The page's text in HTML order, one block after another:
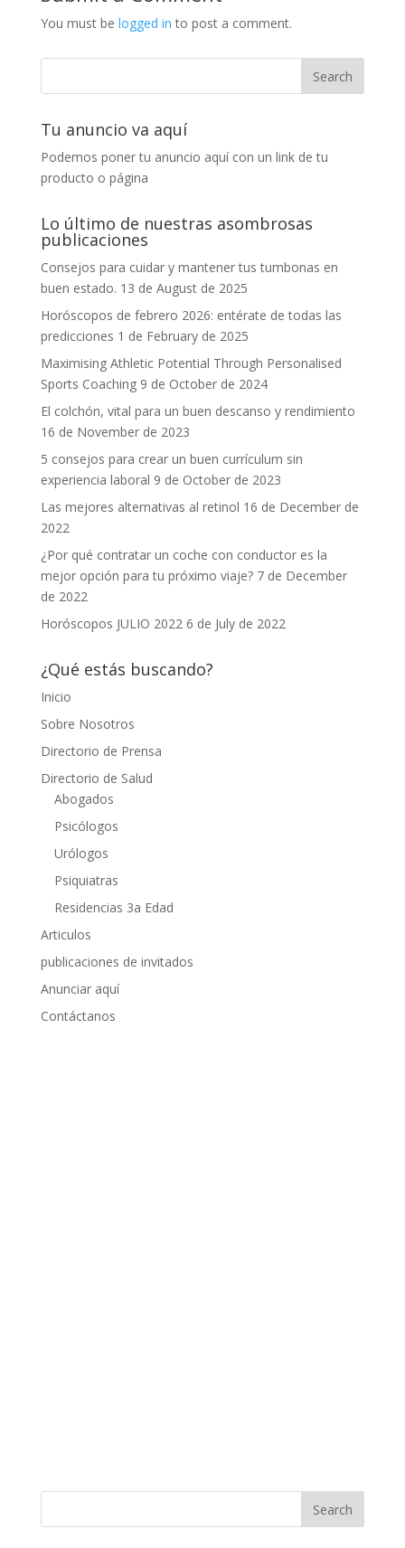
You must be logged in to post a comment.
Tu anuncio va aquí
Podemos poner tu anuncio aquí con un link de tu
producto o página
Lo último de nuestras asombrosas
publicaciones
Consejos para cuidar y mantener tus tumbonas en
buen estado. 13 de August de 2025
Horóscopos de febrero 2026: entérate de todas las
predicciones 1 de February de 2025
Maximising Athletic Potential Through Personalised
Sports Coaching 9 de October de 2024
El colchón, vital para un buen descanso y rendimiento
16 de November de 2023
5 consejos para crear un buen currículum sin
experiencia laboral 9 de October de 2023
Las mejores alternativas al retinol 16 de December de
2022
¿Por qué contratar un coche con conductor es la
mejor opción para tu próximo viaje? 7 de December
de 2022
Horóscopos JULIO 2022 6 de July de 2022
¿Qué estás buscando?
Inicio
Sobre Nosotros
Directorio de Prensa
Directorio de Salud
Abogados
Psicólogos
Urólogos
Psiquiatras
Residencias 3a Edad
Articulos
publicaciones de invitados
Anunciar aquí
Contáctanos